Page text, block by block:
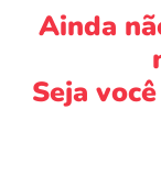
Ainda
Seja